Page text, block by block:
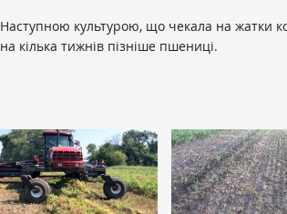
Наступною культурою, що чекала на жатки
на кілька тижнів пізніше пшениці.